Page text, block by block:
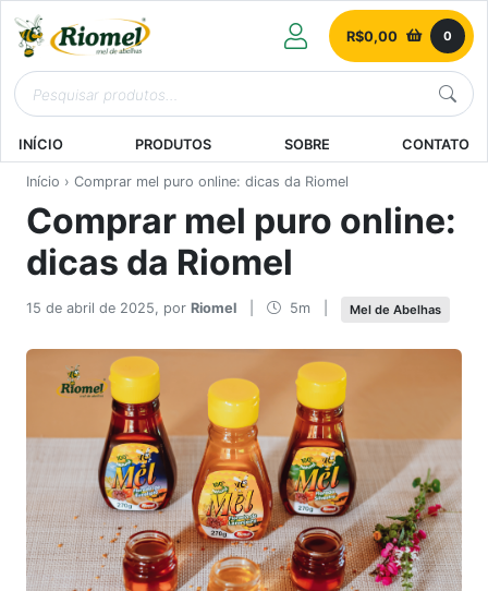
R$0,00 0
INÍCIO PRODUTOS SOBRE CONTATO
Início › Comprar mel puro online: dicas da Riomel
Comprar mel puro online:
dicas da Riomel
15 de abril de 2025, por Riomel 5m Mel de Abelhas